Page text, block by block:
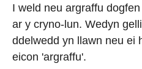
I weld neu argraffu
ar y cryno-lun. Wedyn
ddelwedd yn llawn neu ei
eicon 'argraffu'.